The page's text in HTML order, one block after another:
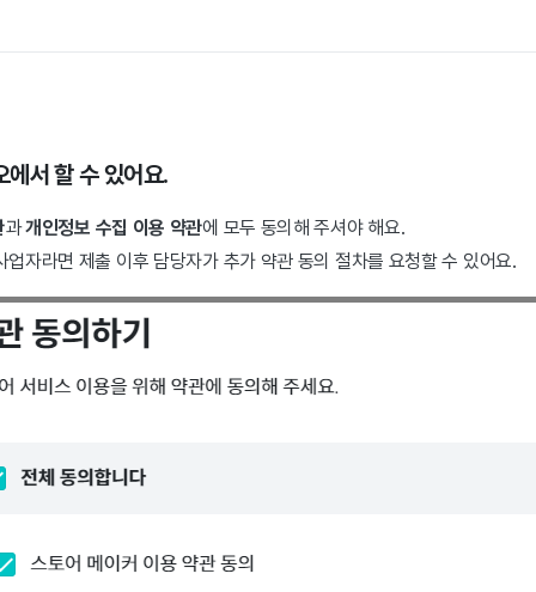
에서 할 수 있어요.
과개인정보 수집 이용 약관에 모두 동의해 주셔야 해요.
업자라면 제출 이후 담당자가 추가 약관 동의 절차를 요청할 수 있어요.